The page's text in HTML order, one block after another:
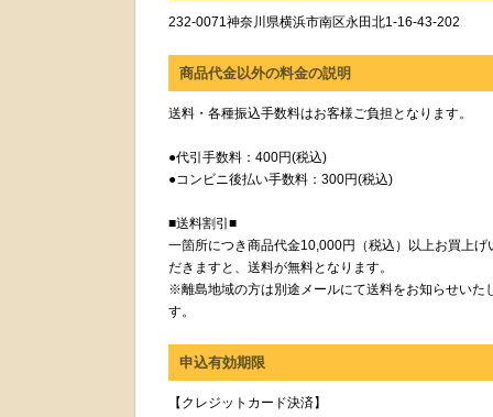
232-0071神奈川県横浜市南区永田北1-16-43-202
商品代金以外の料金の説明
送料・各種振込手数料はお客様ご負担となります。
●代引手数料：400円(税込)
●コンビニ後払い手数料：300円(税込)
■送料割引■
一箇所につき商品代金10,000円（税込）以上お買上げ
だきますと、送料が無料となります。
※離島地域の方は別途メールにて送料をお知らせいた
す。
申込有効期限
【クレジットカード決済】